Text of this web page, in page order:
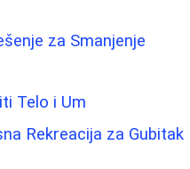
za Smanjenje
Telo i Um
Rekreacija za Gubitak